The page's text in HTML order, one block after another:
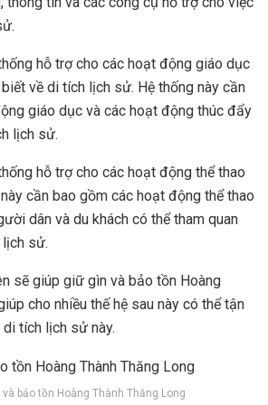
hỗ trợ cho các hoạt động giáo dục
về di tích lịch sử. Hệ thống này cần
giáo dục và các hoạt động thúc đẩy
lịch sử.
hỗ trợ cho các hoạt động thể thao
cần bao gồm các hoạt động thể thao
dân và du khách có thể tham quan
sử.
sẽ giúp giữ gìn và bảo tồn Hoàng
cho nhiều thế hệ sau này có thể tận
tích lịch sử này.
và bảo tồn Hoàng Thành Thăng Long